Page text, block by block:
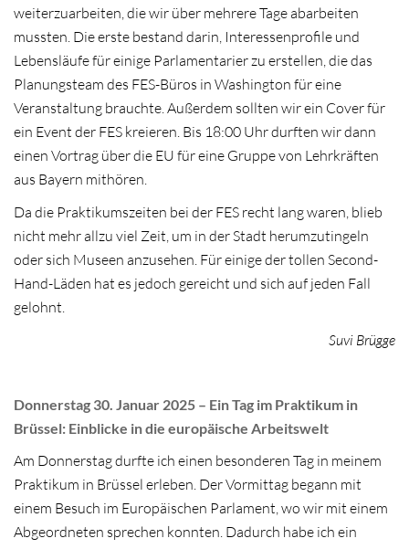
weiterzuarbeiten, die wir über mehrere Tage abarbeiten
mussten. Die erste bestand darin, Interessenprofile und
Lebensläufe für einige Parlamentarier zu erstellen, die das
Planungsteam des FES-Büros in Washington für eine
Veranstaltung brauchte. Außerdem sollten wir ein Cover für
ein Event der FES kreieren. Bis 18:00 Uhr durften wir dann
einen Vortrag über die EU für eine Gruppe von Lehrkräften
aus Bayern mithören.
Da die Praktikumszeiten bei der FES recht lang waren, blieb
nicht mehr allzu viel Zeit, um in der Stadt herumzutingeln
oder sich Museen anzusehen. Für einige der tollen Second-
Hand-Läden hat es jedoch gereicht und sich auf jeden Fall
gelohnt.
Suvi Brügge
Donnerstag 30. Januar 2025 – Ein Tag im Praktikum in
Brüssel: Einblicke in die europäische Arbeitswelt
Am Donnerstag durfte ich einen besonderen Tag in meinem
Praktikum in Brüssel erleben. Der Vormittag begann mit
einem Besuch im Europäischen Parlament, wo wir mit einem
Abgeordneten sprechen konnten. Dadurch habe ich ein